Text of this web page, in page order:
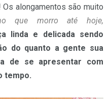
alongamentos são muito
que morro até hoje,
linda e delicada sendo
do quanto a gente sua
de se apresentar com
tempo.